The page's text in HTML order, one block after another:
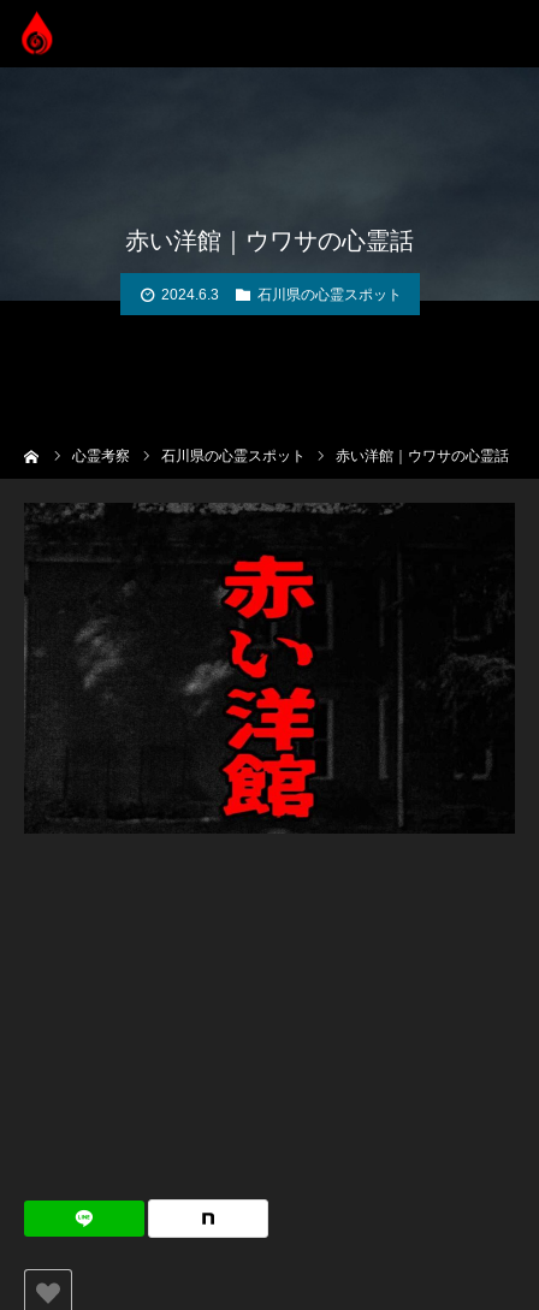
赤い洋館｜ウワサの心霊話
2024.6.3 石川県の心霊スポット
心霊考察 石川県の心霊スポット 赤い洋館｜ウワサの心霊話